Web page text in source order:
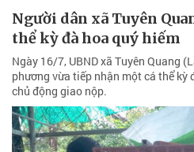
Người dân xã Tuyên
thể kỳ đà hoa quý hiếm
Ngày 16/7, UBND xã Tuyên Quang
phương vừa tiếp nhận một cá thể kỳ
chủ động giao nộp.